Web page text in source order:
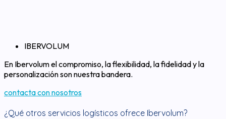
IBERVOLUM
En Ibervolum el compromiso, la flexibilidad, la fidelidad y la
personalización son nuestra bandera.
contacta con nosotros
¿Qué otros servicios logísticos ofrece Ibervolum?